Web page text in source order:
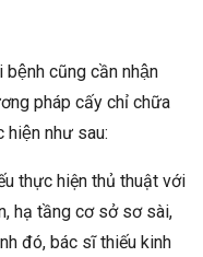
cũng cần nhận
pháp cấy chỉ chữa
như sau:
thực hiện thủ thuật với
hạ tầng cơ sở sơ sài,
đó, bác sĩ thiếu kinh